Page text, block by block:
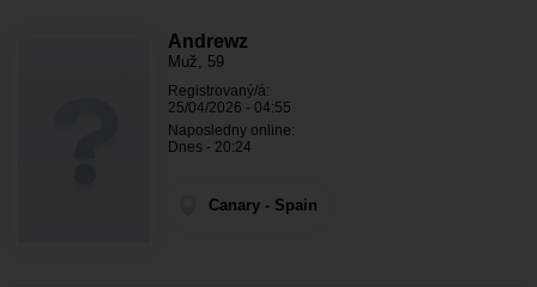
Andrewz
Muž, 59
Registrovaný/á:
25/04/2026 - 04:55
Naposledny online:
Dnes - 20:24
Canary - Spain